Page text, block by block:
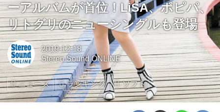
ーアルバムが首位！LiSA、ポピパ、
リトグリのニューシングルも登場
2019-12-18
Stereo Sound ONLINE
ニュース ランキング ソフト